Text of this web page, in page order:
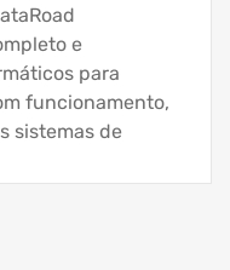
e
para
funcionamento,
sistemas de